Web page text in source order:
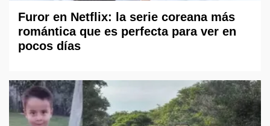
Furor en Netflix: la serie coreana más
romántica que es perfecta para ver en
pocos días